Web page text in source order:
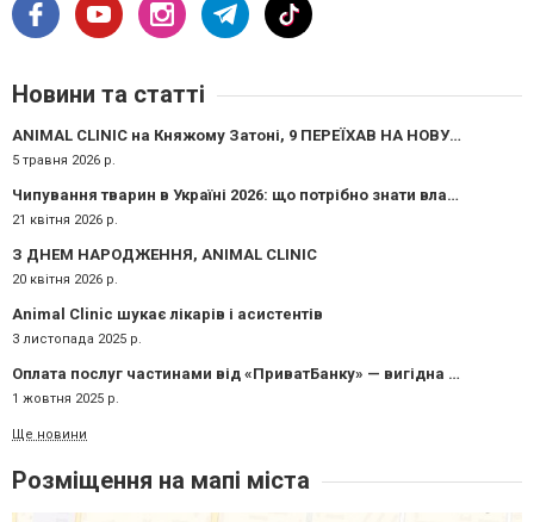
Новини та статті
ANIMAL CLINIC на Княжому Затоні, 9 ПЕРЕЇХАВ НА НОВУ АДРЕСУ - тепер ми ще ближче до вас!
5 травня 2026 р.
Чипування тварин в Україні 2026: що потрібно знати власникам
21 квітня 2026 р.
З ДНЕМ НАРОДЖЕННЯ, ANIMAL CLINIC
20 квітня 2026 р.
Animal Clinic шукає лікарів і асистентів
3 листопада 2025 р.
Оплата послуг частинами від «ПриватБанку» — вигідна пропозиція для клієнтів Animal Clinic
1 жовтня 2025 р.
Ще новини
Розміщення на мапі міста